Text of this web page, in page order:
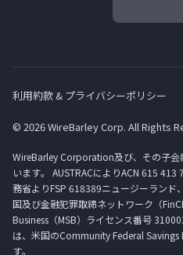
利用約款 & プライバシーポリシー
© 2026 WireBarley Corp. All Rights
WireBarley Corporation及び、その子
います。 AUSTRACによりACN 615
務省よりFSP 618389ニュージーランド
国及び金融犯罪取締ネットワーク（
Business（MSB）ライセンス番号
は、米国のCommunity Federal
す。